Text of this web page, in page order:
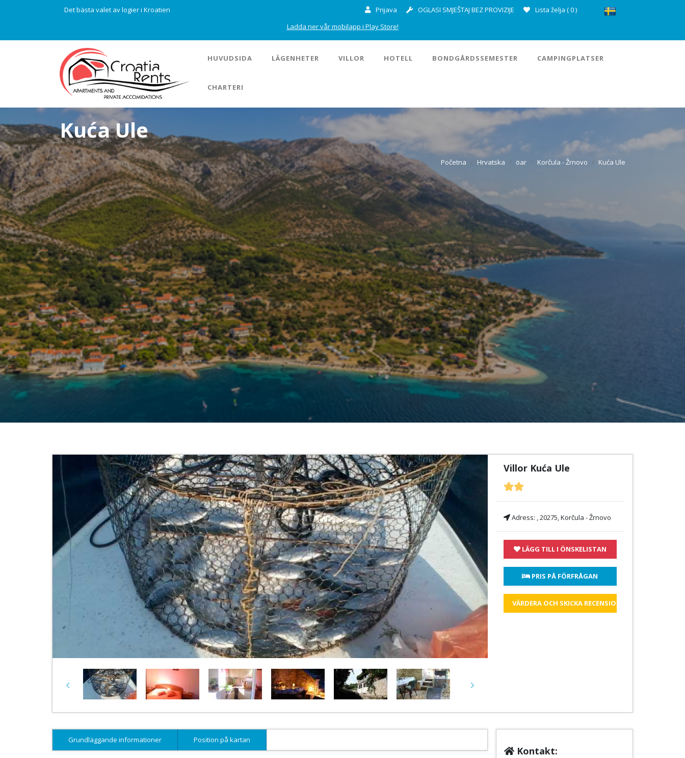
Det bästa valet av logier i Kroatien Prijava OGLASI SMJEŠTAJ BEZ PROVIZIJE Lista želja (0)
Ladda ner vår mobilapp i Play Store!
HUVUDSIDA LÄGENHETER VILLOR HOTELL BONDGÅRDSSEMESTER CAMPINGPLATSER
CHARTERI
Kuća Ule
Početna Hrvatska öar Korčula - Žrnovo Kuća Ule
Previous Next
Villor Kuća Ule
Adress: , 20275, Korčula - Žrnovo
LÄGG TILL I ÖNSKELISTAN
PRIS PÅ FÖRFRÅGAN
VÄRDERA OCH SKICKA RECENSIONEN
Grundläggande informationer Position på kartan
Kontakt: